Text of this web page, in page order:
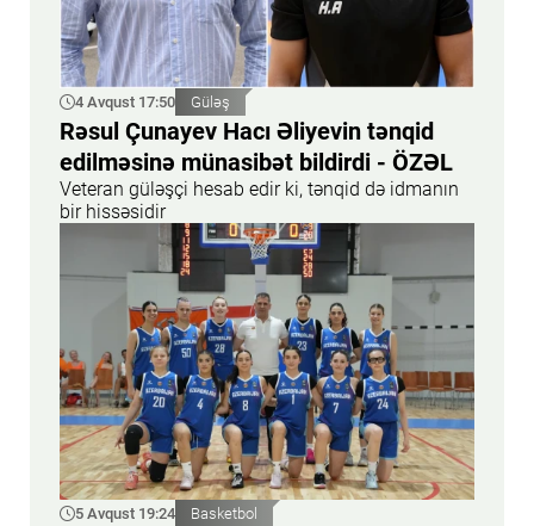
4 Avqust 17:50 Güləş
Rəsul Çunayev Hacı Əliyevin tənqid
edilməsinə münasibət bildirdi - ÖZƏL
Veteran güləşçi hesab edir ki, tənqid də idmanın
bir hissəsidir
5 Avqust 19:24 Basketbol